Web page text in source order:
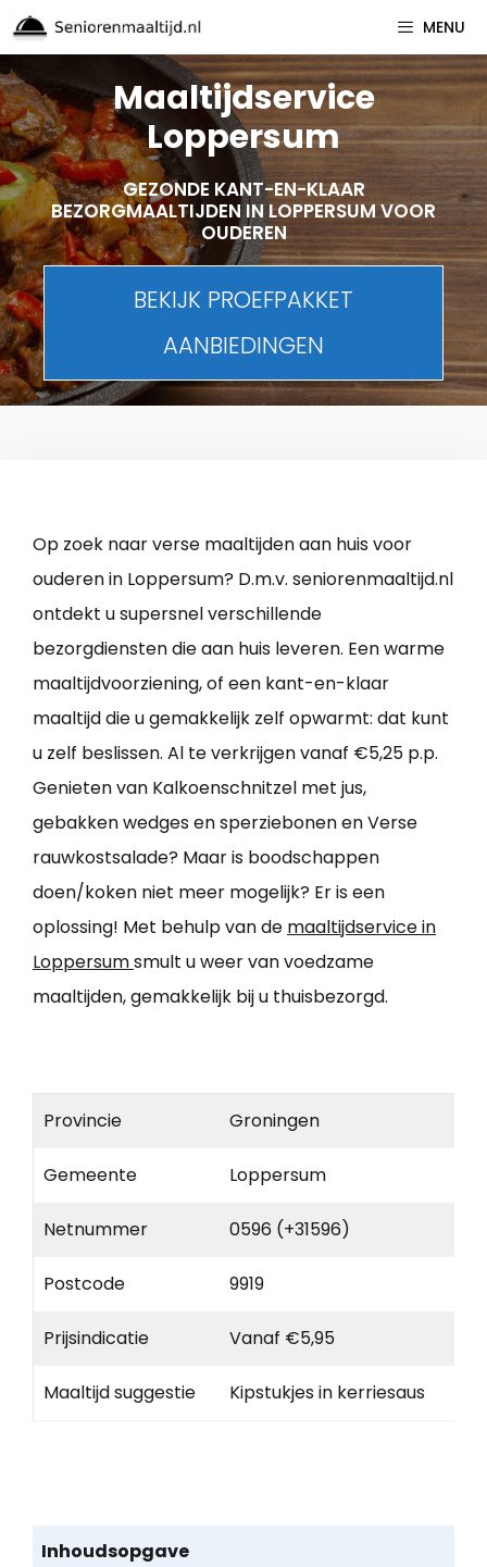
Spring
naar
inhoud
MENU
Maaltijdservice
Loppersum
GEZONDE KANT-EN-KLAAR
BEZORGMAALTIJDEN IN LOPPERSUM VOOR
OUDEREN
BEKIJK PROEFPAKKET
AANBIEDINGEN
Op zoek naar verse maaltijden aan huis voor
ouderen in Loppersum? D.m.v. seniorenmaaltijd.nl
ontdekt u supersnel verschillende
bezorgdiensten die aan huis leveren. Een warme
maaltijdvoorziening, of een kant-en-klaar
maaltijd die u gemakkelijk zelf opwarmt: dat kunt
u zelf beslissen. Al te verkrijgen vanaf €5,25 p.p.
Genieten van Kalkoenschnitzel met jus,
gebakken wedges en sperziebonen en Verse
rauwkostsalade? Maar is boodschappen
doen/koken niet meer mogelijk? Er is een
oplossing! Met behulp van de maaltijdservice in
Loppersumsmult u weer van voedzame
maaltijden, gemakkelijk bij u thuisbezorgd.
Provincie Groningen
Gemeente Loppersum
Netnummer 0596 (+31596)
Postcode 9919
Prijsindicatie Vanaf €5,95
Maaltijd suggestie Kipstukjes in kerriesaus
Inhoudsopgave